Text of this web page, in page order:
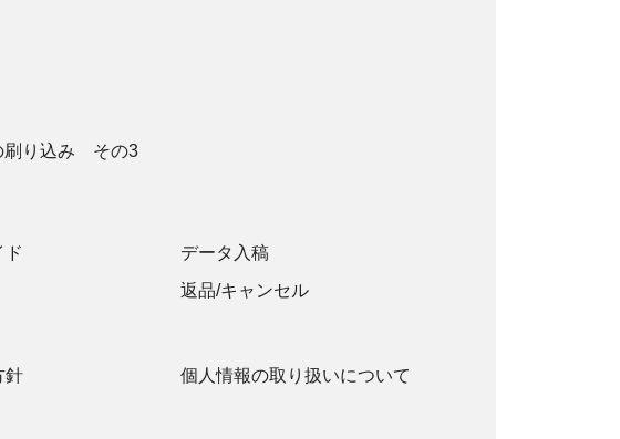
6,930円
刷り込み その3
ド
データ入稿
返品/キャンセル
針
個人情報の取り扱いについて